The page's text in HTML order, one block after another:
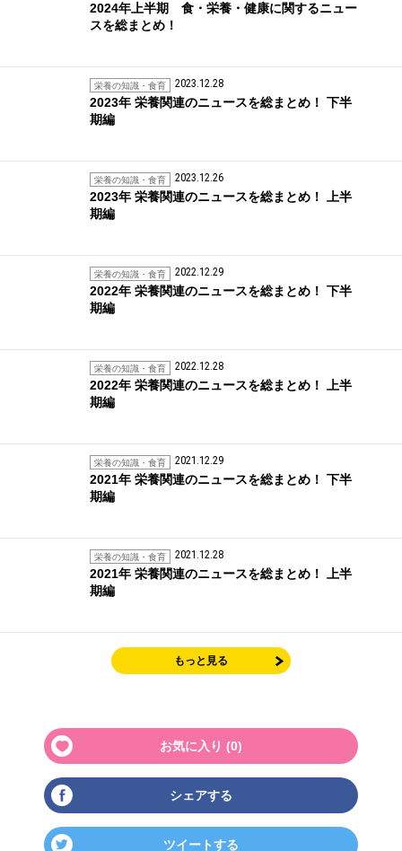
2024年上半期 食・栄養・健康に関するニュー
スを総まとめ！
栄養の知識・食育 2023.12.28
2023年 栄養関連のニュースを総まとめ！ 下半
期編
栄養の知識・食育 2023.12.26
2023年 栄養関連のニュースを総まとめ！ 上半
期編
栄養の知識・食育 2022.12.29
2022年 栄養関連のニュースを総まとめ！ 下半
期編
栄養の知識・食育 2022.12.28
2022年 栄養関連のニュースを総まとめ！ 上半
期編
栄養の知識・食育 2021.12.29
2021年 栄養関連のニュースを総まとめ！ 下半
期編
栄養の知識・食育 2021.12.28
2021年 栄養関連のニュースを総まとめ！ 上半
期編
もっと見る
お気に入り (0)
シェアする
ツイートする